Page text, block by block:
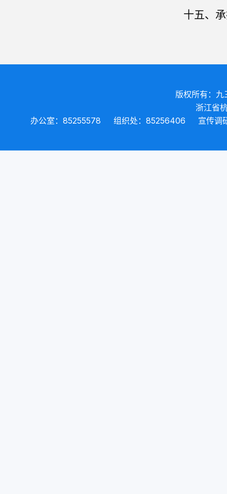
十五、
版权所有：九
浙江省
办公室：85255578
组织处：85256406 宣传调